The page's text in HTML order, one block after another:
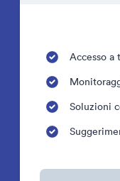
Accesso a
Soluzioni